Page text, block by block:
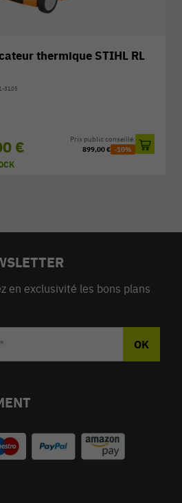
thermique STIHL RL
3105
€
Prix public conseillé:
899,00 € -10%
en exclusivité les bons plans